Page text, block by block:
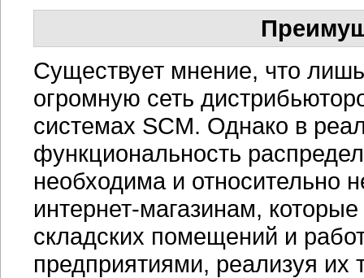
Существует мнение, что
огромную сеть
системах SCM. Однако в
функциональность
необходима и относительно
интернет-магазинам,
складских помещений и
предприятиями, реализуя их